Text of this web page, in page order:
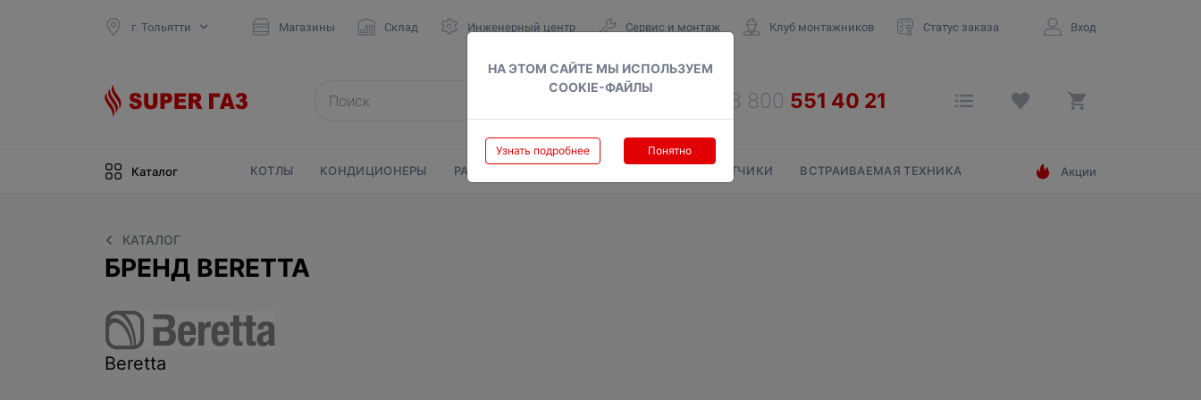
НА ЭТОМ САЙТЕ МЫ ИСПОЛЬЗУЕМ
COOKIE-ФАЙЛЫ
Узнать подробнее Понятно
г. Тольятти Магазины Склад Инженерный центр Сервис и монтаж Клуб монтажников Статус заказа Вход
Каталог КОТЛЫ КОНДИЦИОНЕРЫ РАДИАТОРЫ СЧЕТЧИКИ ВСТРАИВАЕМАЯ ТЕХНИКА Акции
КАТАЛОГ
БРЕНД BERETTA
Beretta